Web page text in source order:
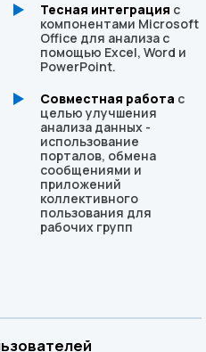
Тесная интеграция с
компонентами Microsoft
Office для анализа с
помощью Excel, Word и
PowerPoint.
Совместная работа с
целью улучшения
анализа данных -
использование
порталов, обмена
сообщениями и
приложений
коллективного
пользования для
рабочих групп